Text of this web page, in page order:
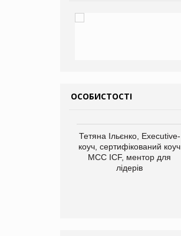
ОСОБИСТОСТІ
Тетяна Ільєнко, Executive-
коуч, сертифікований коуч
МСС ICF, ментор для
лідерів